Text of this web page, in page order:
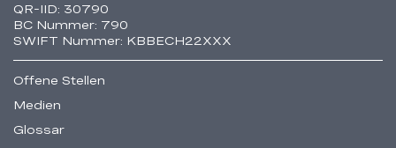
QR-IID: 30790
BC Nummer: 790
SWIFT Nummer: KBBECH22XXX
Offene Stellen
Medien
Glossar